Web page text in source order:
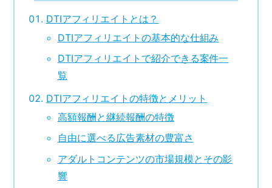
DTIアフィリエイトとは？
DTIアフィリエイトの基本的な仕組み
DTIアフィリエイトで紹介できる案件一
覧
DTIアフィリエイトの特徴とメリット
高額報酬と継続報酬の特徴
自由に選べる広告素材の豊富さ
アダルトコンテンツの市場規模とその影
響